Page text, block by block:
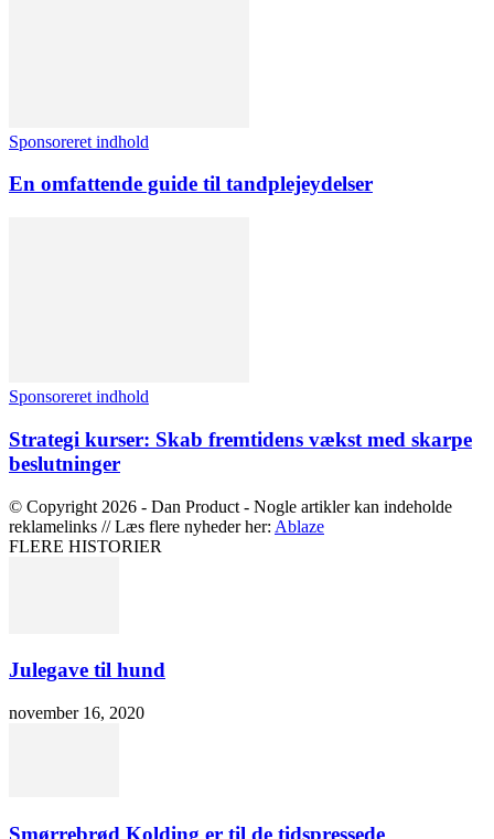
Sponsoreret indhold
En omfattende guide til tandplejeydelser
Sponsoreret indhold
Strategi kurser: Skab fremtidens vækst med skarpe
beslutninger
© Copyright 2026 - Dan Product - Nogle artikler kan indeholde
reklamelinks // Læs flere nyheder her: Ablaze
FLERE HISTORIER
Julegave til hund
november 16, 2020
Smørrebrød Kolding er til de tidspressede